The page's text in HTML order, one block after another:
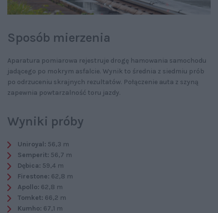
Sposób mierzenia
Aparatura pomiarowa rejestruje drogę hamowania samochodu
jadącego po mokrym asfalcie. Wynik to średnia z siedmiu prób
po odrzuceniu skrajnych rezultatów. Połączenie auta z szyną
zapewnia powtarzalność toru jazdy.
Wyniki próby
Uniroyal: 56,3 m
Semperit: 56,7 m
Dębica: 59,4 m
Firestone: 62,8 m
Apollo: 62,8 m
Tomket: 66,2 m
Kumho: 67,1 m